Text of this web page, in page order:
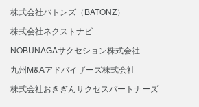
株式会社バトンズ（BATONZ）
株式会社ネクストナビ
NOBUNAGAサクセション株式会社
九州M&Aアドバイザーズ株式会社
株式会社おきぎんサクセスパートナーズ